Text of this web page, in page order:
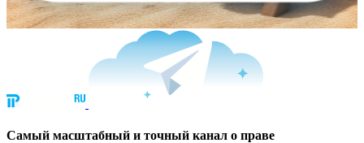
Cамый масштабный и точный канал о праве